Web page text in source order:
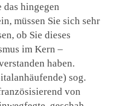
das hingegen
müssen Sie sich sehr
ob Sie dieses
im Kern –
haben.
sog.
von